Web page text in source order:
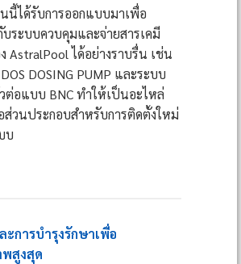
นี้ได้รับการออกแบบมาเพื่อ
ระบบควบคุมและจ่ายสารเคมี
AstralPool ได้อย่างราบรื่น เช่น
DOSING PUMP และระบบ
อแบบ BNC ทำให้เป็นอะไหล่
วนประกอบสำหรับการติดตั้งใหม่
บ
ะการบำรุงรักษาเพื่อ
สูงสุด